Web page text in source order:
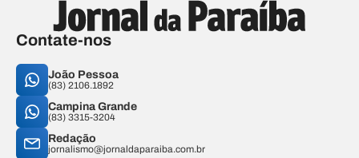
Contate-nos
João Pessoa
(83) 2106.1892
Campina Grande
(83) 3315-3204
Redação
jornalismo@jornaldaparaiba.com.br